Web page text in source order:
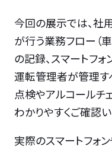
今回の展示では、社
が行う業務フロー（
の記録、スマートフ
運転管理者が管理す
点検やアルコールチ
わかりやすくご確認
実際のスマートフォ